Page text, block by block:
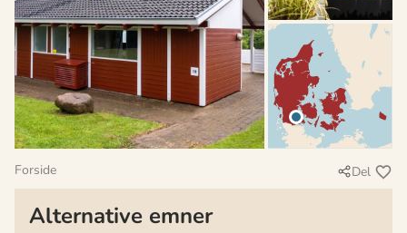
Forside Del
Alternative emner